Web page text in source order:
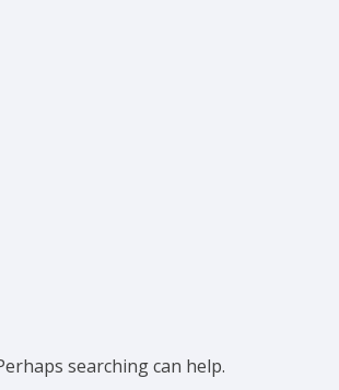
searching can help.